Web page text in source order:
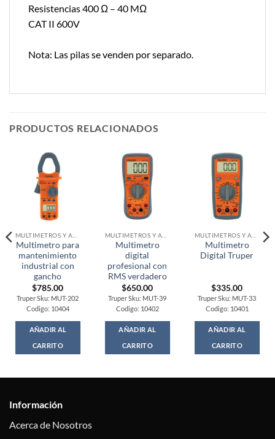
Resistencias 400 Ω – 40 MΩ
CAT II 600V
Nota: Las pilas se venden por separado.
PRODUCTOS RELACIONADOS
Multimetro para
mantenimiento
industrial con
gancho
$785.00
Truper Sku: MUT-202
Codigo: 10404
AÑADIR AL
CARRITO
Multimetro
digital
profesional con
RMS verdadero
$650.00
Truper Sku: MUT-39
Codigo: 10402
AÑADIR AL
CARRITO
Multimetro
Digital Truper
$335.00
Truper Sku: MUT-33
Codigo: 10401
AÑADIR AL
CARRITO
Información
Acerca de Nosotros